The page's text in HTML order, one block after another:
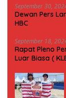
September 30,
Dewan Pers
HBC
September 18,
Rapat Pleno
Luar Biasa (